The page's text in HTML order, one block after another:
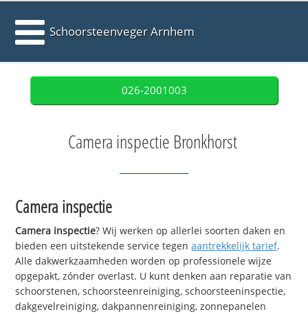
Schoorsteenveger Arnhem
026-2001003
Camera inspectie Bronkhorst
Camera inspectie
Camera inspectie? Wij werken op allerlei soorten daken en
bieden een uitstekende service tegenaantrekkelijk tarief.
Alle dakwerkzaamheden worden op professionele wijze
opgepakt, zónder overlast. U kunt denken aan reparatie van
schoorstenen, schoorsteenreiniging, schoorsteeninspectie,
dakgevelreiniging, dakpannenreiniging, zonnepanelen